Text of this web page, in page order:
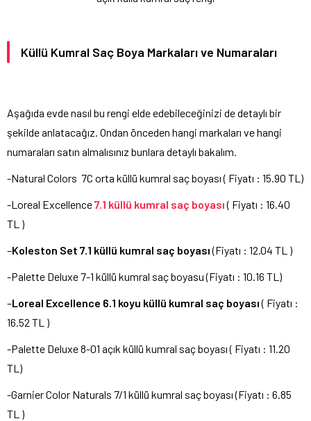
Küllü Kumral Saç Boya Markaları ve Numaraları
Aşağıda evde nasıl bu rengi elde edebileceğinizi de detaylı bir
şekilde anlatacağız. Ondan önceden hangi markaları ve hangi
numaraları satın almalısınız bunlara detaylı bakalım.
-Natural Colors 7C orta küllü kumral saç boyası ( Fiyatı : 15.90 TL)
-Loreal Excellence7.1 küllü kumral saç boyası( Fiyatı : 16.40
TL )
–Koleston Set 7.1 küllü kumral saç boyası(Fiyatı : 12.04 TL )
-Palette Deluxe 7-1 küllü kumral saç boyasu (Fiyatı : 10.16 TL)
–Loreal Excellence 6.1 koyu küllü kumral saç boyası( Fiyatı :
16.52 TL )
-Palette Deluxe 8-01 açık küllü kumral saç boyası ( Fiyatı : 11.20
TL)
-Garnier Color Naturals 7/1 küllü kumral saç boyası (Fiyatı : 6.85
TL )